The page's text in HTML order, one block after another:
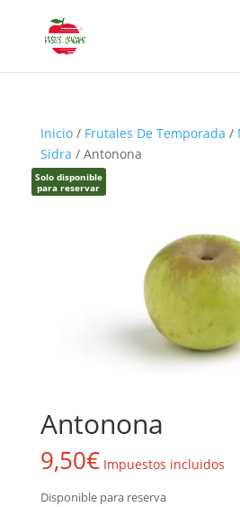
Inicio/ Frutales De Temporada /
Sidra / Antonona
Solo disponible
para reservar
Antonona
9,50€ Impuestos incluidos
Disponible para reserva